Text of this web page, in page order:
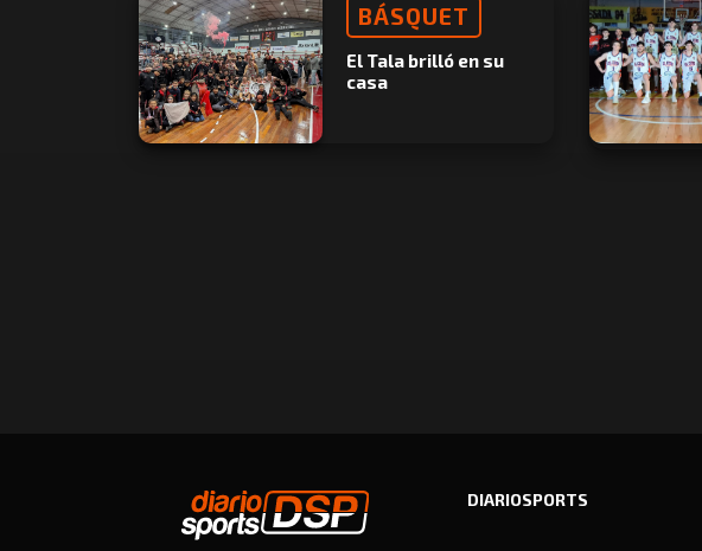
BÁSQUET
El Tala brilló en su
casa
DIARIOSPORTS